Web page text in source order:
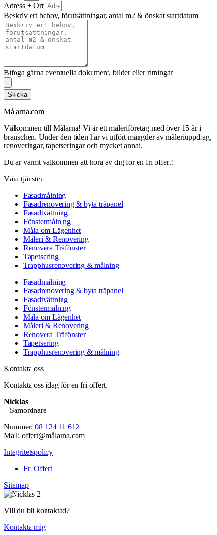
Adress + Ort
Beskriv ert behov, förutsättningar, antal m2 & önskat startdatum
Bifoga gärna eventuella dokument, bilder eller ritningar
Skicka
Målarna.com
Välkommen till Målarna! Vi är ett måleriföretag med över 15 år i
branschen. Under den tiden har vi utfört mängder av måleriuppdrag,
renoveringar, tapetseringar och mycket annat.
Du är varmt välkommen att höra av dig för en fri offert!
Våra tjänster
Fasadmålning
Fasadrenovering & byta träpanel
Fasadtvättning
Fönstermålning
Måla om Lägenhet
Måleri & Renovering
Renovera Träfönster
Tapetsering
Trapphusrenovering & målning
Fasadmålning
Fasadrenovering & byta träpanel
Fasadtvättning
Fönstermålning
Måla om Lägenhet
Måleri & Renovering
Renovera Träfönster
Tapetsering
Trapphusrenovering & målning
Kontakta oss
Kontakta oss idag för en fri offert.
Nicklas
– Samordnare
Nummer: 08-124 11 612
Mail: offert@målarna.com
Integritetspolicy
Fri Offert
Sitemap
Vill du bli kontaktad?
Kontakta mig